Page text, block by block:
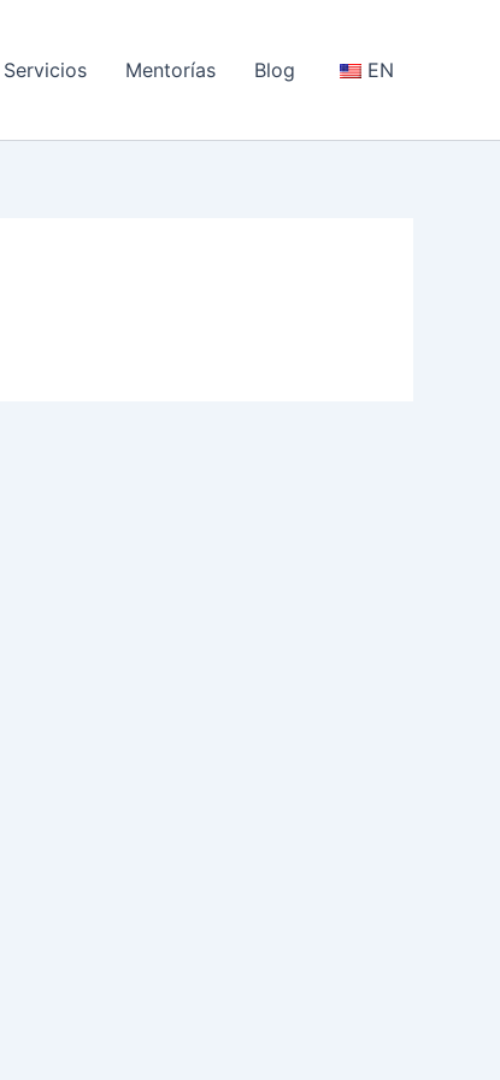
Servicios Mentorías Blog EN